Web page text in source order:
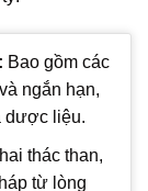
Bao gồm các
ngắn hạn,
dược liệu.
thác than,
từ lòng